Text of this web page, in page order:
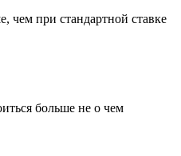
чем при стандартной ставке
больше не о чем